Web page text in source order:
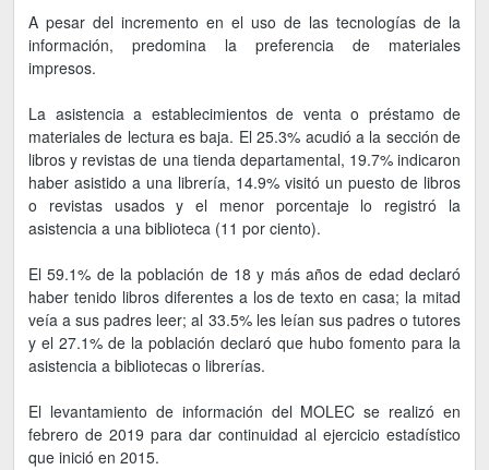
A pesar del incremento en el uso de las tecnologías de la
información, predomina la preferencia de materiales
impresos.
La asistencia a establecimientos de venta o préstamo de
materiales de lectura es baja. El 25.3% acudió a la sección de
libros y revistas de una tienda departamental, 19.7% indicaron
haber asistido a una librería, 14.9% visitó un puesto de libros
o revistas usados y el menor porcentaje lo registró la
asistencia a una biblioteca (11 por ciento).
El 59.1% de la población de 18 y más años de edad declaró
haber tenido libros diferentes a los de texto en casa; la mitad
veía a sus padres leer; al 33.5% les leían sus padres o tutores
y el 27.1% de la población declaró que hubo fomento para la
asistencia a bibliotecas o librerías.
El levantamiento de información del MOLEC se realizó en
febrero de 2019 para dar continuidad al ejercicio estadístico
que inició en 2015.